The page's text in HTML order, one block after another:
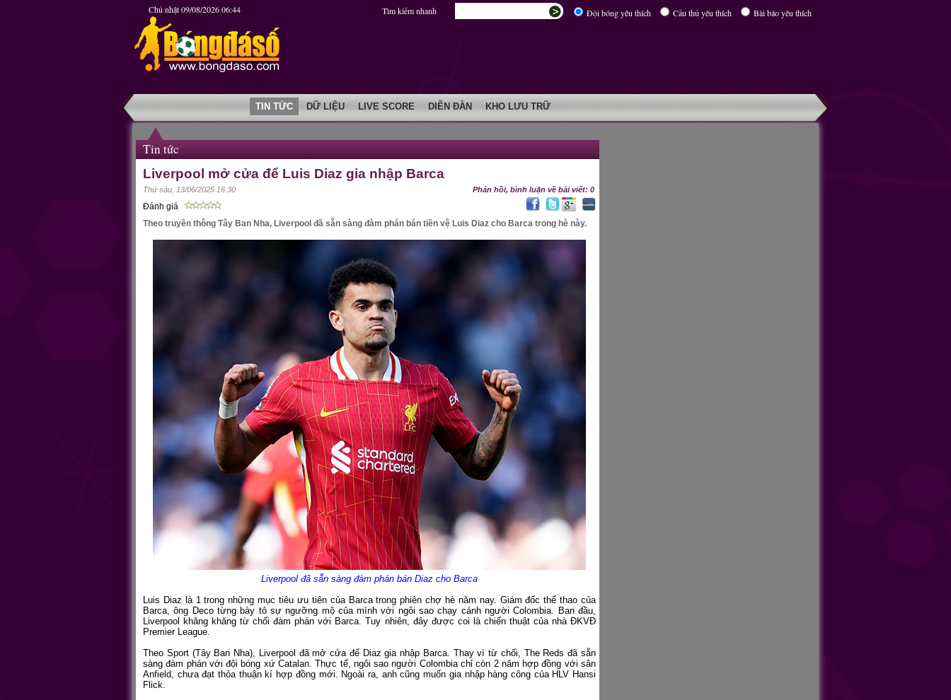
Chủ nhật 09/08/2026 06:44 Đội bóng yêu thích Cầu thủ yêu thích Bài báo yêu thích
Tìm kiếm nhanh
TIN TỨC DỮ LIỆU LIVE SCORE DIỄN ĐÀN KHO LƯU TRỮ
Tin tức
Liverpool mở cửa để Luis Diaz gia nhập Barca
Thứ sáu, 13/06/2025 16:30 Phản hồi, bình luận về bài viết: 0
Đánh giá
Theo truyền thông Tây Ban Nha, Liverpool đã sẵn sàng đàm phán bán tiền vệ Luis Diaz cho Barca trong hè này.
Liverpool đã sẵn sàng đàm phán bán Diaz cho Barca
Luis Diaz là 1 trong những mục tiêu ưu tiên của Barca trong phiên chợ hè năm nay. Giám đốc thể thao của
Barca, ông Deco từng bày tỏ sự ngưỡng mộ của mình với ngôi sao chạy cánh người Colombia. Ban đầu,
Liverpool khăng khăng từ chối đàm phán với Barca. Tuy nhiên, đây được coi là chiến thuật của nhà ĐKVĐ
Premier League.
Theo Sport (Tây Ban Nha), Liverpool đã mở cửa để Diaz gia nhập Barca. Thay vì từ chối, The Reds đã sẵn
sàng đàm phán với đội bóng xứ Catalan. Thực tế, ngôi sao người Colombia chỉ còn 2 năm hợp đồng với sân
Anfield, chưa đạt thỏa thuận kí hợp đồng mới. Ngoài ra, anh cũng muốn gia nhập hàng công của HLV Hansi
Flick.